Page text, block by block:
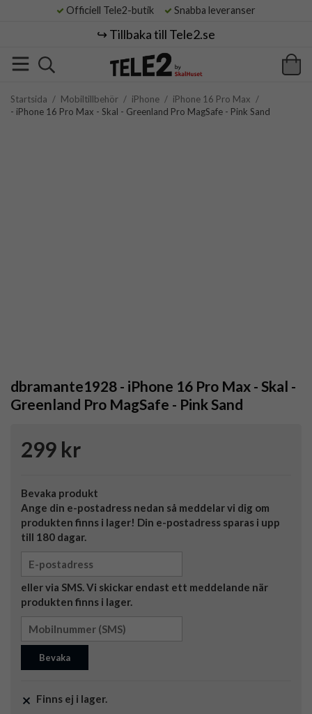
Officiell Tele2-butik Snabba leveranser
↪️ Tillbaka till Tele2.se
Startsida / Mobiltillbehör / iPhone / iPhone 16 Pro Max /
- iPhone 16 Pro Max - Skal - Greenland Pro MagSafe - Pink Sand
dbramante1928 - iPhone 16 Pro Max - Skal -
Greenland Pro MagSafe - Pink Sand
299 kr
Bevaka produkt
Ange din e-postadress nedan så meddelar vi dig om
produkten finns i lager! Din e-postadress sparas i upp
till 180 dagar.
eller via SMS. Vi skickar endast ett meddelande när
produkten finns i lager.
Bevaka
Finns ej i lager.